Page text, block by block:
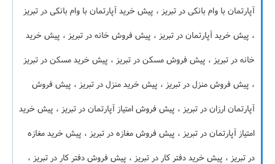
آپارتمان با وام بانکی در تبریز ، پیش خرید آپارتمان با وام بانکی در تبریز
، پیش خرید آپارتمان در تبریز ، پیش فروش خانه در تبریز ، پیش خرید
خانه در تبریز ، پیش فروش مسکن در تبریز ، پیش خرید مسکن در تبریز
، پیش فروش منزل در تبریز ، پیش خرید منزل در تبریز ، پیش فروش
آپارتمان ارزان در تبریز ، پیش فروش امتیاز آپارتمان در تبریز ، پیش خرید
امتیاز آپارتمان در تبریز ، پیش فروش مغازه در تبریز ، پیش خرید مغازه
در تبریز ، پیش خرید دفتر کار در تبریز ، پیش فروش دفتر کار در تبریز ،